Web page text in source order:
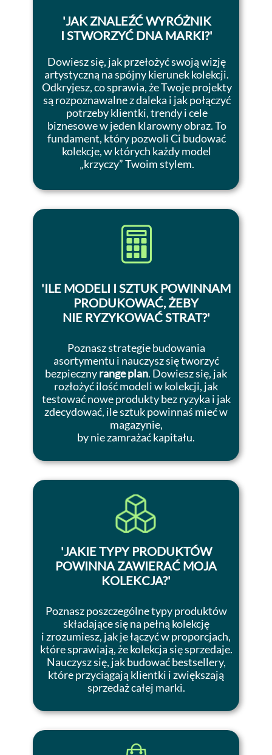
'JAKIE TYPY PRODUKTÓW
POWINNA ZAWIERAĆ MOJA
KOLEKCJA?'
Poznasz poszczególne typy produktów
składające się na pełną kolekcję
i zrozumiesz, jak je łączyć w proporcjach,
które sprawiają, że kolekcja się sprzedaje.
Nauczysz się, jak budować bestsellery,
które przyciągają klientki i zwiększają
sprzedaż całej marki.
'ILE MODELI I SZTUK POWINNAM
PRODUKOWAĆ, ŻEBY
NIE RYZYKOWAĆ STRAT?'
Poznasz strategie budowania
asortymentu i nauczysz się tworzyć
bezpiecznyrange plan. Dowiesz się, jak
rozłożyć ilość modeli w kolekcji, jak
testować nowe produkty bez ryzyka i jak
zdecydować, ile sztuk powinnaś mieć w
magazynie,
by nie zamrażać kapitału.
'JAK ZNALEŹĆ WYRÓŻNIK
I STWORZYĆ DNA MARKI?'
Dowiesz się, jak przełożyć swoją wizję
artystyczną na spójny kierunek kolekcji.
Odkryjesz, co sprawia, że Twoje projekty
są rozpoznawalne z daleka i jak połączyć
potrzeby klientki, trendy i cele
biznesowe w jeden klarowny obraz. To
fundament, który pozwoli Ci budować
kolekcje, w których każdy model
„krzyczy” Twoim stylem.